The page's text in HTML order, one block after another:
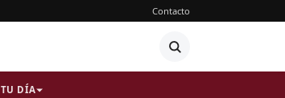
Contacto
TU DÍA